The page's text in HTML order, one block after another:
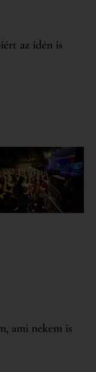
az idén is
ami nekem is